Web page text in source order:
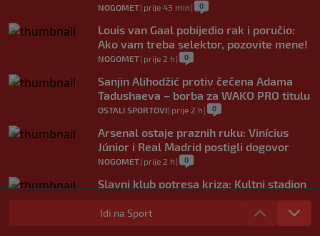
NOGOMET| prije 43 min | 0
Louis van Gaal pobijedio rak i poručio:
Ako vam treba selektor, pozovite mene!
NOGOMET| prije 2 h | 0
Sanjin Alihodžić protiv čečena Adama
Tadushaeva – borba za WAKO PRO titulu
OSTALI SPORTOVI| prije 2 h | 0
Arsenal ostaje praznih ruku: Vinícius
Júnior i Real Madrid postigli dogovor
NOGOMET| prije 2 h | 0
Slavni klub potresa kriza: Kultni stadion
u Italiji bit će prazan na početku sezone,
navijači objavili rat upravi
Idi na Sport